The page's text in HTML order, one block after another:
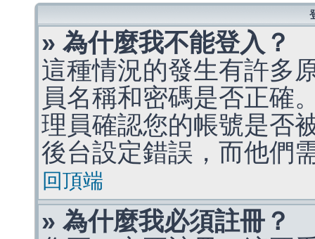
» 為什麼我不能登入？
這種情況的發生有許多
員名稱和密碼是否正確
理員確認您的帳號是否
後台設定錯誤，而他們
回頂端
» 為什麼我必須註冊？